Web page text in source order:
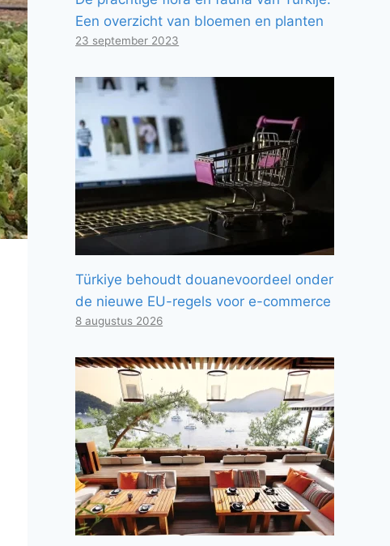
Een overzicht van bloemen en planten
23 september 2023
Türkiye behoudt douanevoordeel onder
de nieuwe EU-regels voor e-commerce
8 augustus 2026